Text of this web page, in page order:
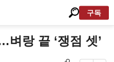
구독
랑 끝 ‘쟁점 셋’